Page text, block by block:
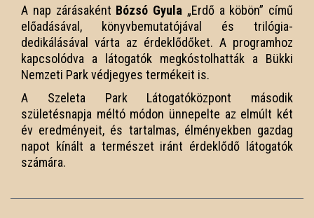
A nap zárásaként Bózsó Gyula „Erdő a köbön” című
előadásával, könyvbemutatójával és trilógia-
dedikálásával várta az érdeklődőket. A programhoz
kapcsolódva a látogatók megkóstolhatták a Bükki
Nemzeti Park védjegyes termékeit is.
A Szeleta Park Látogatóközpont második
születésnapja méltó módon ünnepelte az elmúlt két
év eredményeit, és tartalmas, élményekben gazdag
napot kínált a természet iránt érdeklődő látogatók
számára.